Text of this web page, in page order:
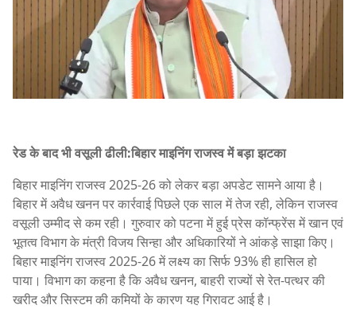
रेड के बाद भी वसूली ढीली:बिहार माइनिंग राजस्व में बड़ा झटका
बिहार माइनिंग राजस्व 2025-26 को लेकर बड़ा अपडेट सामने आया है।
बिहार में अवैध खनन पर कार्रवाई पिछले एक साल में तेज रही, लेकिन राजस्व
वसूली उम्मीद से कम रही। गुरुवार को पटना में हुई प्रेस कॉन्फ्रेंस में खान एवं
भूतत्व विभाग के मंत्री विजय सिन्हा और अधिकारियों ने आंकड़े साझा किए।
बिहार माइनिंग राजस्व 2025-26 में लक्ष्य का सिर्फ 93% ही हासिल हो
पाया। विभाग का कहना है कि अवैध खनन, बाहरी राज्यों से रेत-पत्थर की
खरीद और सिस्टम की कमियों के कारण यह गिरावट आई है।